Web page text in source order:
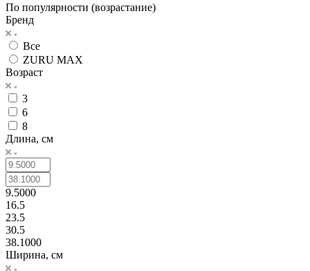
По популярности (возрастание)
Бренд
Все
ZURU MAX
Возраст
3
6
8
Длина, см
9.5000
16.5
23.5
30.5
38.1000
Ширина, см